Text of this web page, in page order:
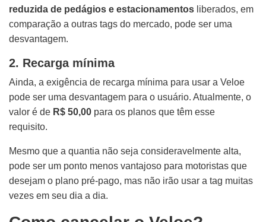
reduzida de pedágios e estacionamentos liberados, em
comparação a outras tags do mercado, pode ser uma
desvantagem.
2. Recarga mínima
Ainda, a exigência de recarga mínima para usar a Veloe
pode ser uma desvantagem para o usuário. Atualmente, o
valor é de R$ 50,00 para os planos que têm esse
requisito.
Mesmo que a quantia não seja consideravelmente alta,
pode ser um ponto menos vantajoso para motoristas que
desejam o plano pré-pago, mas não irão usar a tag muitas
vezes em seu dia a dia.